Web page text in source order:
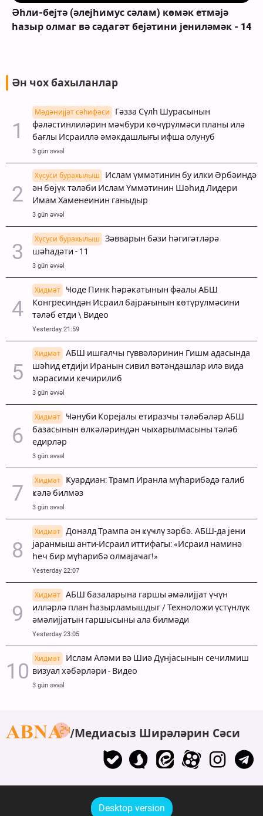
Әһли-бејтә (әлејһимус сәлам) көмәк етмәјә
һазыр олмаг вә сәдагәт бејәтини јениләмәк - 14
Ән чох бахыланлар
Мәдәнијјәт сәһифәси
Гәзза Сүлһ Шурасынын
фәләстинлиләрин мәҹбури көчүрүлмәси планы илә
бағлы Исраиллә әмәкдашлығы ифша олунуб
3 gün əvvəl
Хүсуси бурахылыш
Ислам үммәтинин бу илки Әрбәиндә
ән бөјүк тәләби Ислам Үммәтинин Шәһид Лидери
Имам Хаменеинин ганыдыр
3 gün əvvəl
Хүсуси бурахылыш
Зәвварын бәзи һәгигәтләрә
шәһадәти - 11
3 gün əvvəl
Хидмәт
Ҹоде Пинк һәрәкатынын фәалы АБШ
Конгресиндән Исраил бајрағынын ҝөтүрүлмәсини
тәләб етди \ Видео
Yesterday 21:59
Хидмәт
АБШ ишғалчы гүввәләринин Гишм адасында
шәһид етдији Иранын сивил вәтәндашлар илә вида
мәрасими кечирилиб
3 gün əvvəl
Хидмәт
Ҹәнуби Корејалы етиразчы тәләбәләр АБШ
базасынын өлкәләриндән чыхарылмасыны тәләб
едирләр
3 gün əvvəl
Хидмәт
Ҝуардиан: Трамп Иранла мүһарибәдә галиб
ҝәлә билмәз
3 gün əvvəl
Хидмәт
Доналд Трампа ән ҝүҹлү зәрбә. АБШ-да јени
јаранмыш анти-Исраил иттифагы: «Исраил наминә
һеч бир мүһарибә олмајаҹаг!»
Yesterday 22:07
Хидмәт
АБШ базаларына гаршы әмәлијјат үчүн
илләрлә план һазырламышдыг / Техноложи үстүнлүк
әмәлијјатын гаршысыны ала билмәди
Yesterday 23:05
Хидмәт
Ислам Аләми вә Шиә Дүнјасынын сечилмиш
визуал хәбәрләри - Видео
3 gün əvvəl
Медиасыз Ширәләрин Сәси
Desktop version